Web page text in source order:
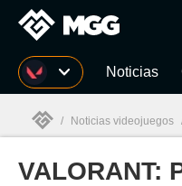
MGG Noticias
MGG
/ Noticias videojuegos
VALORANT: